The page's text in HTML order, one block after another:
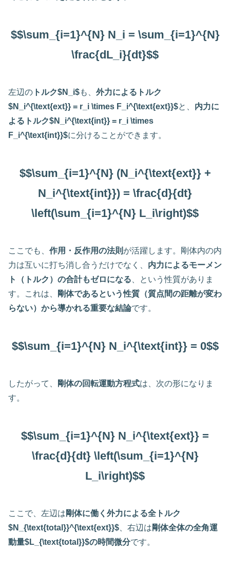
$$\sum_{i=1}^{N} N_i = \sum_{i=1}^{N}
\frac{dL_i}{dt}$$
左辺の トルク$N_i$も、 外力によるトルク
$N_i^{\text{ext}} = r_i \times F_i^{\text{ext}}$と、 内力に
よるトルク$N_i^{\text{int}} = r_i \times
F_i^{\text{int}}$に分けることができます。
$$\sum_{i=1}^{N} (N_i^{\text{ext}} +
N_i^{\text{int}}) = \frac{d}{dt}
\left(\sum_{i=1}^{N} L_i\right)$$
ここでも、 作用・反作用の法則 が活躍します。剛体内の内
力は互いに打ち消し合うだけでなく、 内力によるモーメン
ト（トルク）の合計もゼロになる 、という性質がありま
す。これは、
剛体であるという性質（質点間の距離が変わ
らない）から導かれる重要な結論です。
$$\sum_{i=1}^{N} N_i^{\text{int}} = 0$$
したがって、 剛体の回転運動方程式は、次の形になりま
す。
$$\sum_{i=1}^{N} N_i^{\text{ext}} =
\frac{d}{dt} \left(\sum_{i=1}^{N}
L_i\right)$$
ここで、左辺は剛体に働く外力による全トルク
$N_{\text{total}}^{\text{ext}}$ 、右辺は剛体全体の全角運
動量$L_{\text{total}}$の時間微分です。